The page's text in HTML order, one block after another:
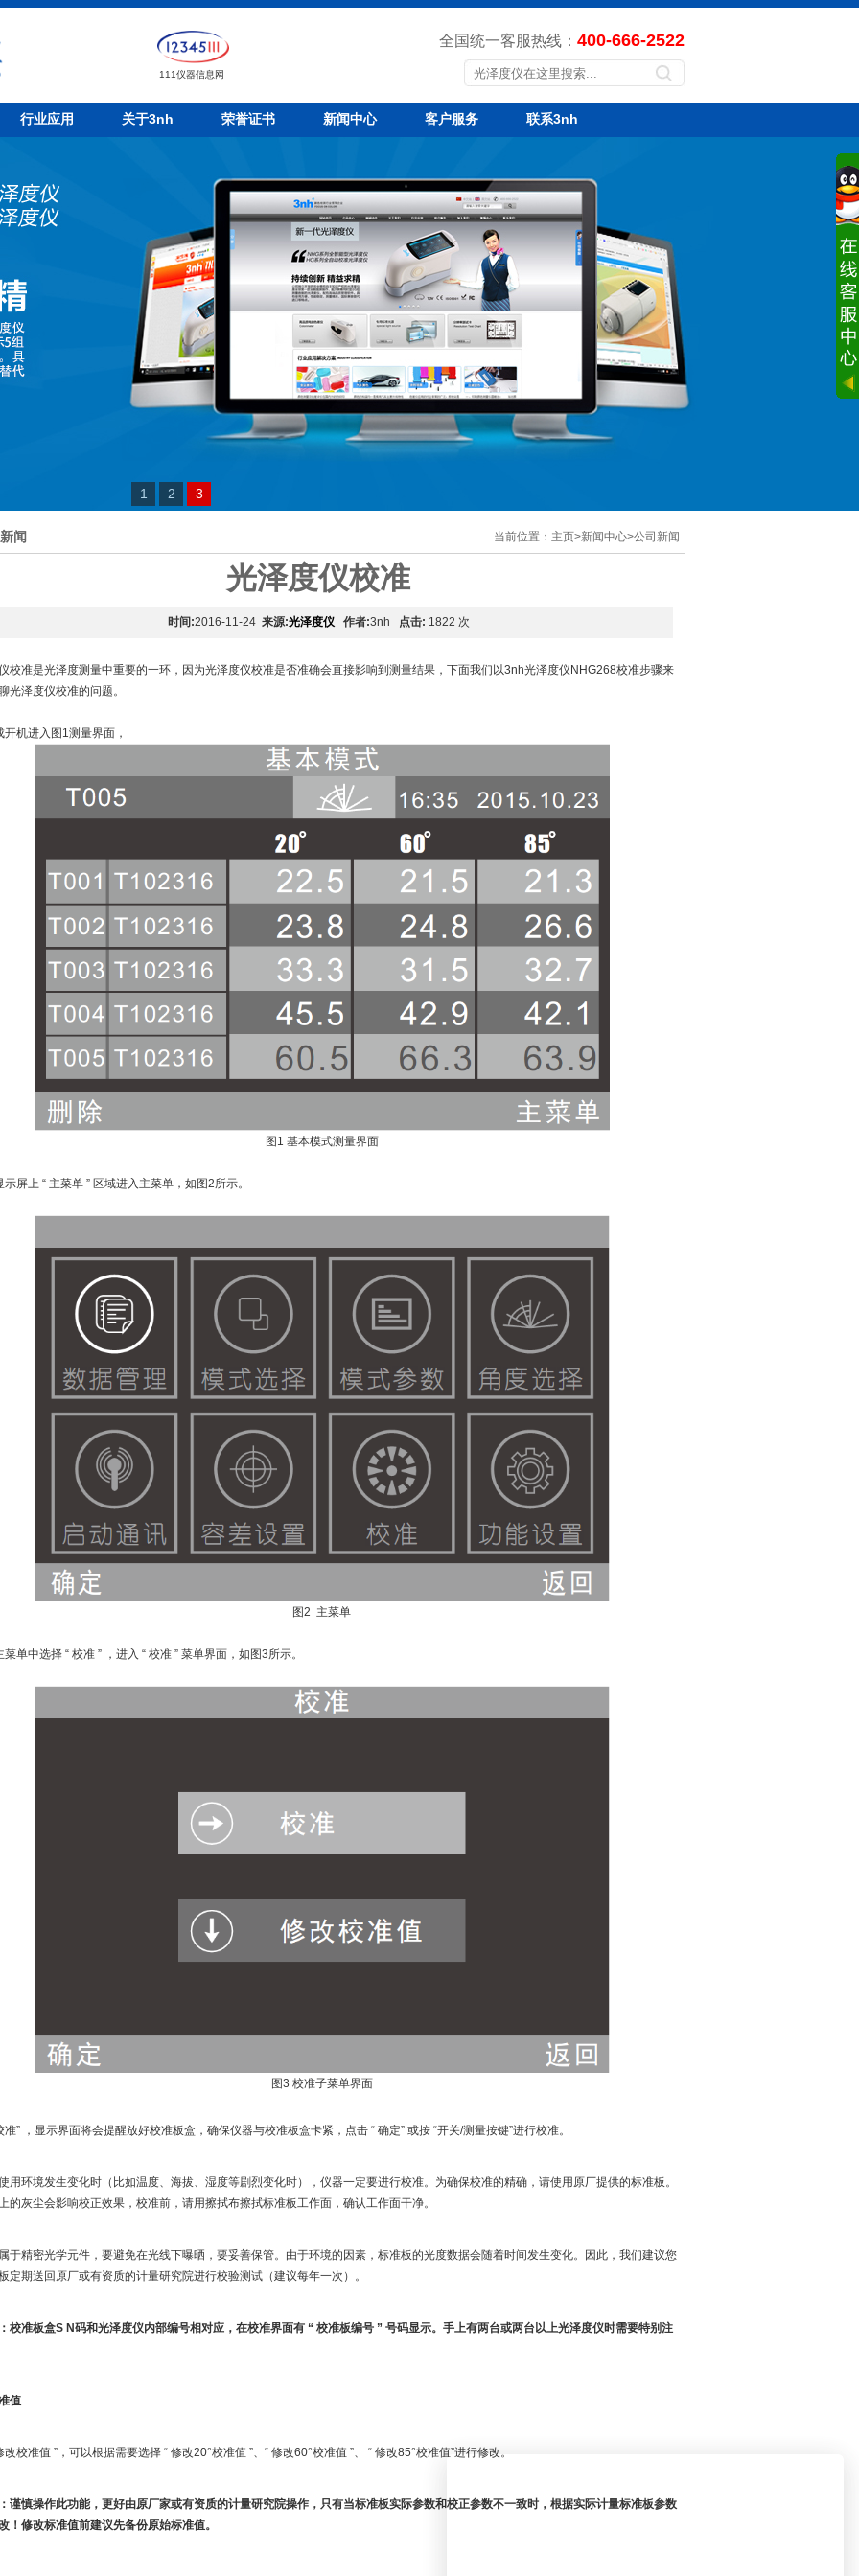
111仪器信息网
全国统一客服热线： 400-666-2522
行业应用 关于3nh 荣誉证书 新闻中心 客户服务 联系3nh
1 2 3
闻 当前位置： 主页>新闻中心>公司新闻
光泽度仪校准
时间:2016-11-24 来源:光泽度仪 作者:3nh 点击: 1822 次
校准是光泽度测量中重要的一环，因为光泽度仪校准是否准确会直接影响到测量结果，下面我们以3nh光泽度仪NHG268校准步骤来
光泽度仪校准的问题。
开机进入图1测量界面，
图1 基本模式测量界面
示屏上 “ 主菜单 ” 区域进入主菜单，如图2所示。
图2 主菜单
单中选择 “ 校准 ” ，进入 “ 校准 ” 菜单界面，如图3所示。
图3 校准子菜单界面
准” ，显示界面将会提醒放好校准板盒，确保仪器与校准板盒卡紧，点击 “ 确定” 或按 “开关/测量按键”进行校准。
用环境发生变化时（比如温度、海拔、湿度等剧烈变化时），仪器一定要进行校准。为确保校准的精确，请使用原厂提供的标准板。
的灰尘会影响校正效果，校准前，请用擦拭布擦拭标准板工作面，确认工作面干净。
于精密光学元件，要避免在光线下曝晒，要妥善保管。由于环境的因素，标准板的光度数据会随着时间发生变化。因此，我们建议您
定期送回原厂或有资质的计量研究院进行校验测试（建议每年一次）。
校准板盒S N码和光泽度仪内部编号相对应，在校准界面有 “ 校准板编号 ” 号码显示。手上有两台或两台以上光泽度仪时需要特别注
值
改校准值 ”，可以根据需要选择 “ 修改20°校准值 ”、“ 修改60°校准值 ”、 “ 修改85°校准值”进行修改。
谨慎操作此功能，更好由原厂家或有资质的计量研究院操作，只有当标准板实际参数和校正参数不一致时，根据实际计量标准板参数
！修改标准值前建议先备份原始标准值。